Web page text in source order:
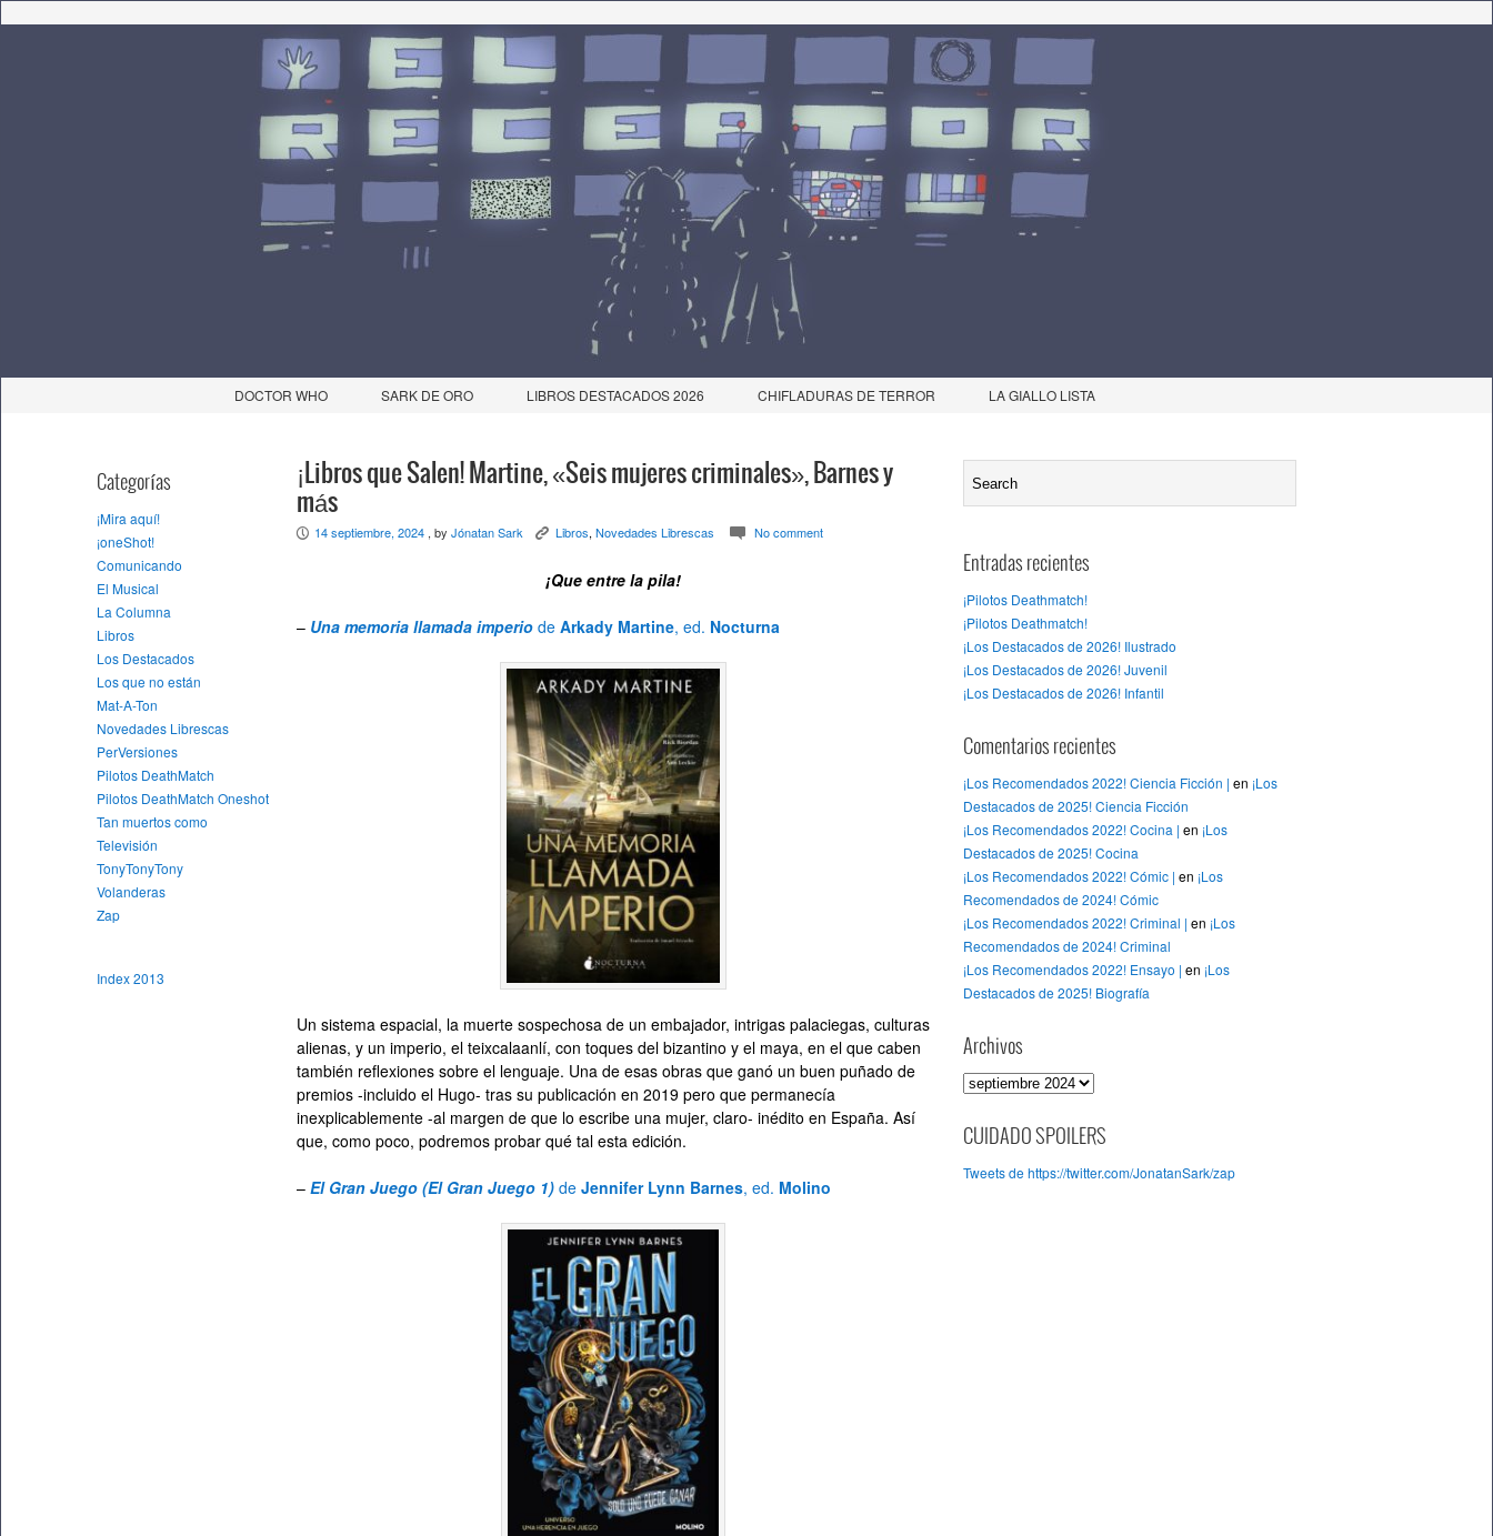
DOCTOR WHO SARK DE ORO LIBROS DESTACADOS 2026 CHIFLADURAS DE TERROR LA GIALLO LISTA
Categorías
¡Mira aquí!
¡oneShot!
Comunicando
El Musical
La Columna
Libros
Los Destacados
Los que no están
Mat-A-Ton
Novedades Librescas
PerVersiones
Pilotos DeathMatch
Pilotos DeathMatch Oneshot
Tan muertos como
Televisión
TonyTonyTony
Volanderas
Zap
Index 2013
¡Libros que Salen! Martine, «Seis mujeres criminales», Barnes y
más
P 14 septiembre, 2024 , by Jónatan Sark K Libros,Novedades Librescas c No comment
¡Que entre la pila!
– Una memoria llamada imperio de Arkady Martine, ed. Nocturna
Un sistema espacial, la muerte sospechosa de un embajador, intrigas palaciegas, culturas
alienas, y un imperio, el teixcalaanlí, con toques del bizantino y el maya, en el que caben
también reflexiones sobre el lenguaje. Una de esas obras que ganó un buen puñado de
premios -incluido el Hugo- tras su publicación en 2019 pero que permanecía
inexplicablemente -al margen de que lo escribe una mujer, claro- inédito en España. Así
que, como poco, podremos probar qué tal esta edición.
– El Gran Juego (El Gran Juego 1) de Jennifer Lynn Barnes, ed. Molino
Entradas recientes
¡Pilotos Deathmatch!
¡Pilotos Deathmatch!
¡Los Destacados de 2026! Ilustrado
¡Los Destacados de 2026! Juvenil
¡Los Destacados de 2026! Infantil
Comentarios recientes
¡Los Recomendados 2022! Ciencia Ficción | en ¡Los
Destacados de 2025! Ciencia Ficción
¡Los Recomendados 2022! Cocina | en ¡Los
Destacados de 2025! Cocina
¡Los Recomendados 2022! Cómic | en ¡Los
Recomendados de 2024! Cómic
¡Los Recomendados 2022! Criminal | en ¡Los
Recomendados de 2024! Criminal
¡Los Recomendados 2022! Ensayo | en ¡Los
Destacados de 2025! Biografía
Archivos
A
c
i
CUIDADO SPOILERS
Tweets de https://twitter.com/JonatanSark/zap